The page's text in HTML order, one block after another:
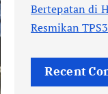
Bertepatan di
Resmikan
Recent